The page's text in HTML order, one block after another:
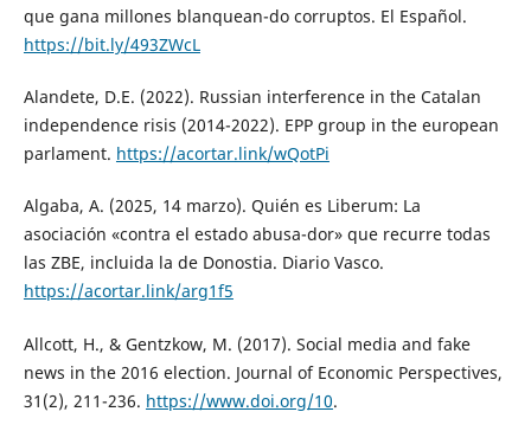
que gana millones blanquean-do corruptos. El Español.
https://bit.ly/493ZWcL
Alandete, D.E. (2022). Russian interference in the Catalan
independence risis (2014-2022). EPP group in the european
parlament. https://acortar.link/wQotPi
Algaba, A. (2025, 14 marzo). Quién es Liberum: La
asociación «contra el estado abusa-dor» que recurre todas
las ZBE, incluida la de Donostia. Diario Vasco.
https://acortar.link/arg1f5
Allcott, H., & Gentzkow, M. (2017). Social media and fake
news in the 2016 election. Journal of Economic Perspectives,
31(2), 211-236. https://www.doi.org/10.